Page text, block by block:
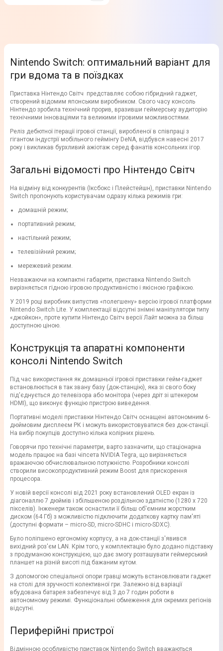
Nintendo Switch: оптимальний варіант для
гри вдома та в поїздках
Приставка Нінтендо Світч представляє собою гібридний гаджет,
створений відомим японським виробником. Свого часу консоль
Нінтендо зробила технічний прорив, вразивши геймерську аудиторію
технічними інноваціями та великими ігровими можливостями.
Реліз дебютної ітерації ігрової станції, виробленої в співпраці з
гігантом індустрії мобільного геймінгу DeNA, відбувся навесні 2017
року і викликав бурхливий ажіотаж серед фанатів консольних ігор.
Загальні відомості про Нінтендо Світч
На відміну від конкурентів (Іксбокс і Плейстейшн), приставки Nintendo
Switch пропонують користувачам одразу кілька режимів гри:
домашній режим;
портативний режим;
настільний режим;
телевізійний режим;
мережевий режим.
Незважаючи на компактні габарити, приставка Nintendo Switch
вирізняється гідною ігровою продуктивністю і якісною графікою.
У 2019 році виробник випустив «полегшену» версію ігрової платформи
Nintendo Switch Lite. У комплектації відсутні знімні маніпулятори типу
«джойкон», проте купити Нінтендо Світч версії Лайт можна за більш
доступною ціною.
Конструкція та апаратні компоненти
консолі Nintendo Switch
Під час використання як домашньої ігрової приставки гейм-гаджет
встановлюється в так звану базу (док-станцію), яка зі свого боку
під'єднується до телевізора або монітора (через дріт зі штекером
HDMI), що виконує функцію пристрою виведення.
Портативні моделі приставки Нінтендо Світч оснащені автономним 6-
дюймовим дисплеєм РК і можуть використовуватися без док-станції.
На вибір покупців доступно кілька колірних рішень.
Говорячи про технічні параметри, варто зазначити, що стаціонарна
модель працює на базі чіпсета NVIDIA Tegra, що вирізняється
вражаючою обчислювальною потужністю. Розробники консолі
створили високопродуктивний режим Boost для прискорення
процесора.
У новій версії консолі від 2021 року встановлений OLED екран із
діагоналлю 7 дюймів і збільшеною роздільною здатністю (1280 х 720
пікселів). Інженери також оснастили її більш об'ємним жорстким
диском (64 Гб) з можливістю підключити додаткову картку пам'яті
(доступні формати – micro-SD, micro-SDHC і micro-SDXC).
Було поліпшено ергономіку корпусу, а на док-станції з'явився
вихідний роз'єм LAN. Крім того, у комплектацію було додано підставку
з продуманою конструкцією, що дає змогу розташувати геймерський
планшет на різній висоті під бажаним кутом.
З допомогою спеціальної опори гравці можуть встановлювати гаджет
на столі для зручності колективної гри. Залежно від варіації
вбудована батарея забезпечує від 3 до 7 годин роботи в
автономному режимі. Функціональні обмеження для окремих регіонів
відсутні.
Периферійні пристрої
Відмінною особливістю приставок Nintendo Switch вважаються